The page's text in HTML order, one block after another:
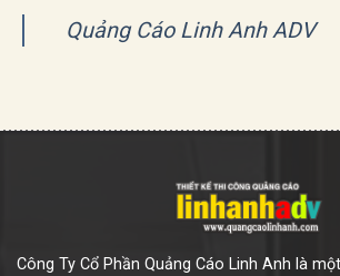
Quảng Cáo Linh Anh ADV
Công Ty Cổ Phần Quảng Cáo Linh Anh là